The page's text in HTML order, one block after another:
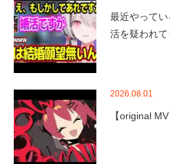
最近やって
活を疑われて
2026.08.01
【original